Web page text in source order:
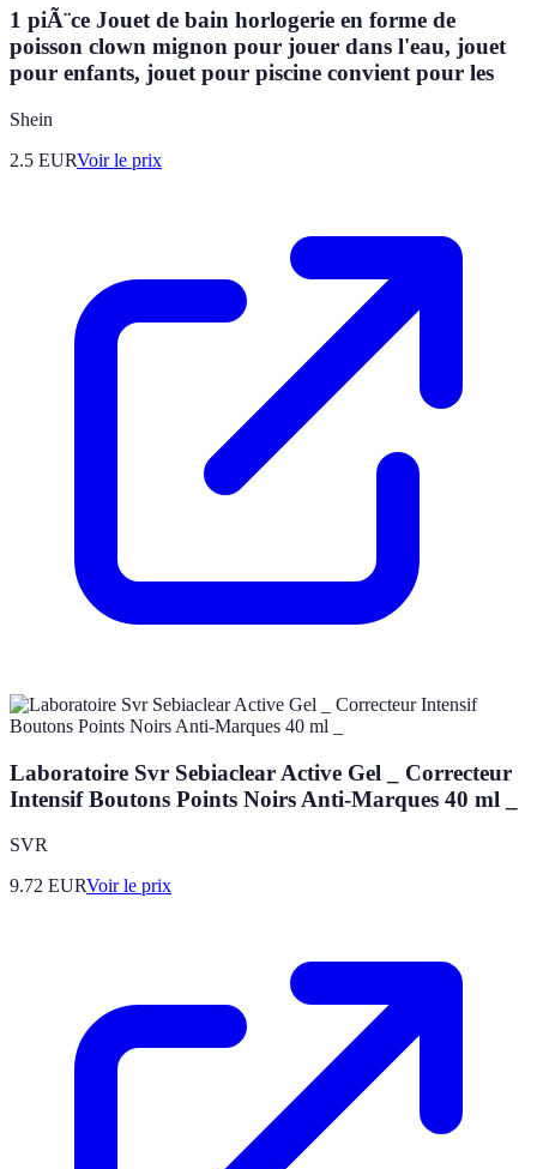
1 piÃ¨ce Jouet de bain horlogerie en forme de
poisson clown mignon pour jouer dans l'eau, jouet
pour enfants, jouet pour piscine convient pour les
Shein
2.5 EURVoir le prix
Laboratoire Svr Sebiaclear Active Gel _ Correcteur
Intensif Boutons Points Noirs Anti-Marques 40 ml _
SVR
9.72 EURVoir le prix